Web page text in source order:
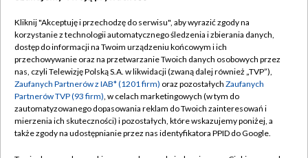
TVP
Abonament TVP
Emisja w TVP
Centrum informacji TVP
Naziemna Telewizja Cyfrowa
Regulamin TVP
Polityka prywatności
Moje zgody
Pomoc
Kliknij "Akceptuję i przechodzę do serwisu", aby wyrazić zgody na
korzystanie z technologii automatycznego śledzenia i zbierania danych,
dostęp do informacji na Twoim urządzeniu końcowym i ich
przechowywanie oraz na przetwarzanie Twoich danych osobowych przez
nas, czyli Telewizję Polską S.A. w likwidacji (zwaną dalej również „TVP”),
Zaufanych Partnerów z IAB* (1201 firm) oraz pozostałych Zaufanych
Partnerów TVP (93 firm), w celach marketingowych (w tym do
zautomatyzowanego dopasowania reklam do Twoich zainteresowań i
mierzenia ich skuteczności) i pozostałych, które wskazujemy poniżej, a
także zgody na udostępnianie przez nas identyfikatora PPID do Google.